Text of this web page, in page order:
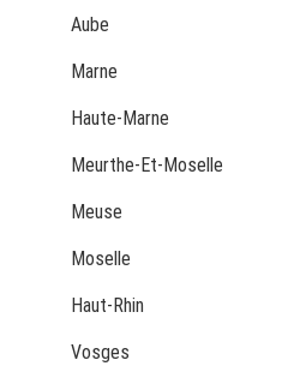
Aube
Marne
Haute-Marne
Meurthe-Et-Moselle
Meuse
Moselle
Haut-Rhin
Vosges